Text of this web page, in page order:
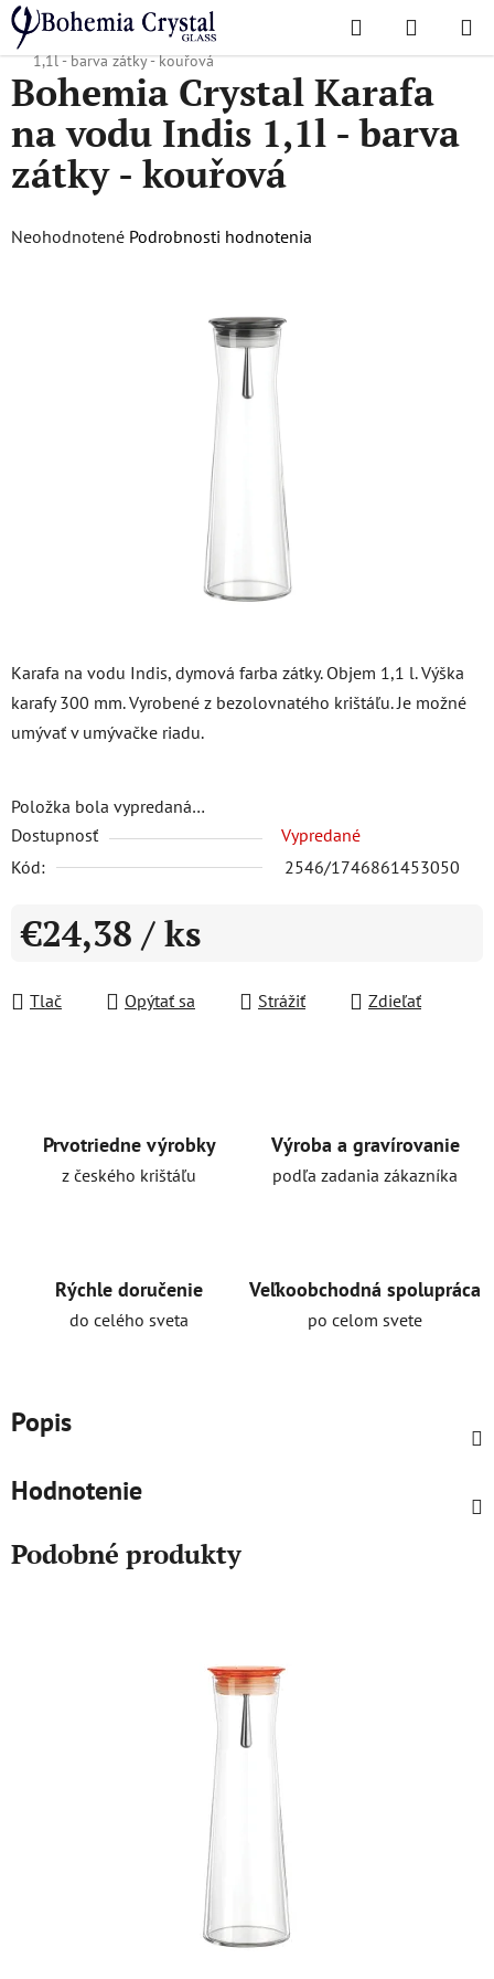
Prejsť
na
obsah
Hľadať
KOŠÍK
Domov
/ Karafy Karafy na vodu
Bohemia Crystal Karafa na vodu Indis
1,1l - barva zátky - kouřová
Karafa na vodu Indis, dymová farba zátky. Objem 1,1 l. Výška
karafy 300 mm. Vyrobené z bezolovnatého krištáľu. Je možné
umývať v umývačke riadu.
Položka bola vypredaná…
Dostupnosť
Vypredané
Kód:
2546/1746861453050
€24,38 / ks
Tlač
Opýtať sa Strážiť Zdieľať
Bohemia Crystal Karafa
na vodu Indis 1,1l - barva
zátky - kouřová
Priemerné
Neohodnotené Podrobnosti hodnotenia
Prvotriedne výrobky
z českého krištáľu
Výroba a gravírovanie
podľa zadania zákazníka
Rýchle doručenie
do celého sveta
Veľkoobchodná spolupráca
po celom svete
Popis
Hodnotenie
Podobné produkty